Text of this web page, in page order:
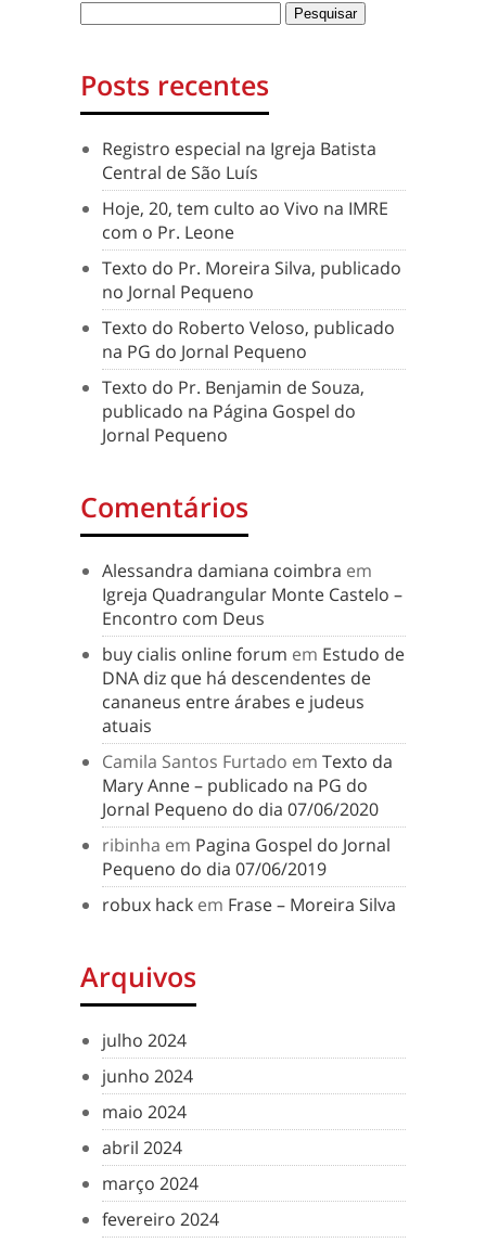
Posts recentes
Registro especial na Igreja Batista
Central de São Luís
Hoje, 20, tem culto ao Vivo na IMRE
com o Pr. Leone
Texto do Pr. Moreira Silva, publicado
no Jornal Pequeno
Texto do Roberto Veloso, publicado
na PG do Jornal Pequeno
Texto do Pr. Benjamin de Souza,
publicado na Página Gospel do
Jornal Pequeno
Comentários
Alessandra damiana coimbra em
Igreja Quadrangular Monte Castelo –
Encontro com Deus
buy cialis online forum em Estudo de
DNA diz que há descendentes de
cananeus entre árabes e judeus
atuais
Camila Santos Furtado em Texto da
Mary Anne – publicado na PG do
Jornal Pequeno do dia 07/06/2020
ribinha em Pagina Gospel do Jornal
Pequeno do dia 07/06/2019
robux hack em Frase – Moreira Silva
Arquivos
julho 2024
junho 2024
maio 2024
abril 2024
março 2024
fevereiro 2024